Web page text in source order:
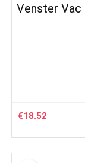
Venster Vac
€18.52